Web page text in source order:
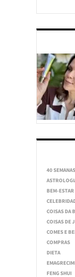
40 SEMANAS
BEM-ESTAR
COISAS DA
COISAS DE
COMES E
COMPRAS
DIETA
FENG SHUI